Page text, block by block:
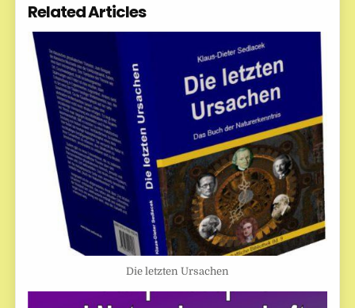
Related Articles
Die letzten Ursachen